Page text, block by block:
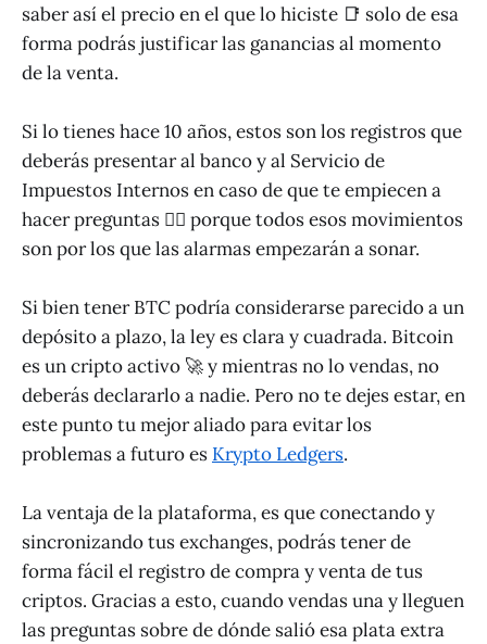
saber así el precio en el que lo hiciste 📑 solo de esa
forma podrás justificar las ganancias al momento
de la venta.
Si lo tienes hace 10 años, estos son los registros que
deberás presentar al banco y al Servicio de
Impuestos Internos en caso de que te empiecen a
hacer preguntas 🕵️‍♂️ porque todos esos movimientos
son por los que las alarmas empezarán a sonar.
Si bien tener BTC podría considerarse parecido a un
depósito a plazo, la ley es clara y cuadrada. Bitcoin
es un cripto activo 🚀 y mientras no lo vendas, no
deberás declararlo a nadie. Pero no te dejes estar, en
este punto tu mejor aliado para evitar los
problemas a futuro es Krypto Ledgers.
La ventaja de la plataforma, es que conectando y
sincronizando tus exchanges, podrás tener de
forma fácil el registro de compra y venta de tus
criptos. Gracias a esto, cuando vendas una y lleguen
las preguntas sobre de dónde salió esa plata extra